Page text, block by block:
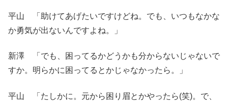
平山 「助けてあげたいですけどね。でも、いつもなかな
か勇気が出ないんですよね。」
新澤 「でも、困ってるかどうかも分からないじゃないで
すか。明らかに困ってるとかじゃなかったら。」
平山 「たしかに。元から困り眉とかやったら(笑)。で、